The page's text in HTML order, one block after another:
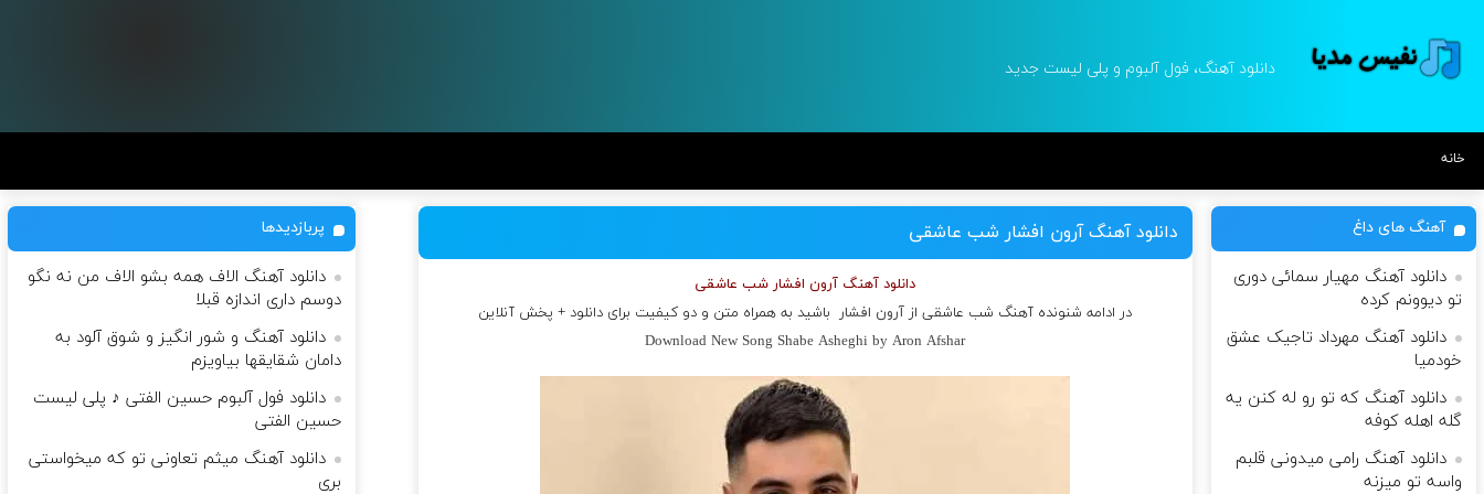
دانلود آهنگ، فول آلبوم و پلی لیست جدید
خانه
دانلود آهنگ آرون افشار شب عاشقی
دانلود آهنگ آرون افشار شب عاشقی
در ادامه شنونده آهنگ شب عاشقی از آرون افشار باشید به همراه متن و دو کیفیت برای دانلود + پخش آنلاین
Download New Song Shabe Asheghi by Aron Afshar
آهنگ های داغ
دانلود آهنگ مهیار سمائی دوری
تو دیوونم کرده
دانلود آهنگ مهرداد تاجیک عشق
خودمیا
دانلود آهنگ که تو رو له کنن یه
گله اهله کوفه
دانلود آهنگ رامی میدونی قلبم
واسه تو میزنه
پربازدیدها
دانلود آهنگ الاف همه بشو الاف من نه نگو
دوسم داری اندازه قبلا
دانلود آهنگ و شور انگیز و شوق آلود به
دامان شقایقها بیاویزم
دانلود فول آلبوم حسین الفتی ♪ پلی لیست
حسین الفتی
دانلود آهنگ میثم تعاونی تو که میخواستی
بری